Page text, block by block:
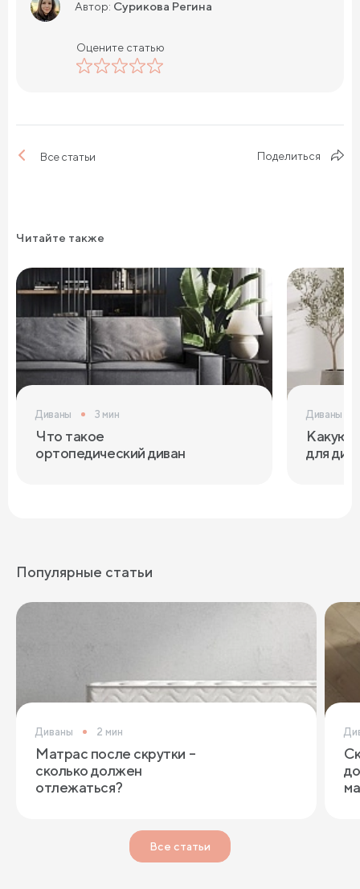
Автор: Сурикова Регина
Оцените статью
Все статьи Поделиться
Читайте также
Диваны 3 мин
Что такое
ортопедический диван
Диваны
Какую
для
Популярные статьи
Диваны 2 мин
Матрас после скрутки –
сколько должен
отлежаться?
Все статьи